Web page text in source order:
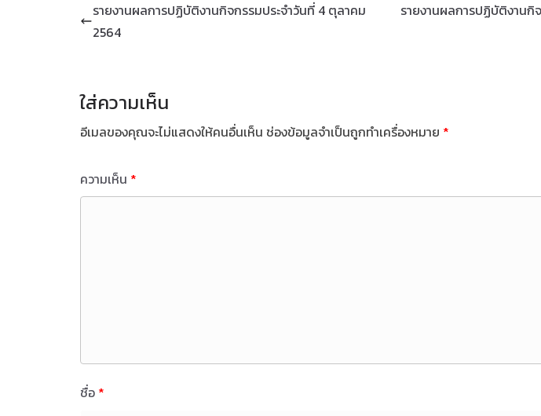
รายงานผลการปฏิบัติงานกิจกรรมประจำวันที่ 4 ตุลาคม
2564
รายงานผลการปฏิบัติงานกิ
ใส่ความเห็น
อีเมลของคุณจะไม่แสดงให้คนอื่นเห็น ช่องข้อมูลจำเป็นถูกทำเครื่องหมาย *
ความเห็น *
ชื่อ *